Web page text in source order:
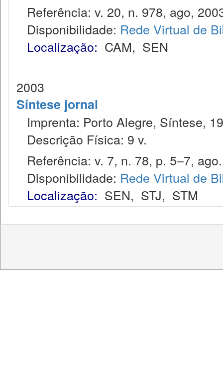
Referência: v. 20, n. 978, ago,
Disponibilidade: Rede Virtual de
Localização: CAM, SEN
2003
Síntese jornal
Imprenta: Porto Alegre, Síntese,
Descrição Física: 9 v.
Referência: v. 7, n. 78, p. 5–7,
Disponibilidade: Rede Virtual de
Localização: SEN, STJ, STM